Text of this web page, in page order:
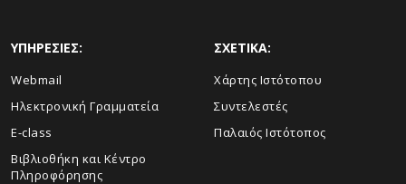
ΥΠΗΡΕΣΙΕΣ:
Webmail
Ηλεκτρονική Γραμματεία
E-class
Βιβλιοθήκη και Κέντρο
Πληροφόρησης
ΣΧΕΤΙΚΑ:
Xάρτης Ιστότοπου
Συντελεστές
Παλαιός Ιστότοπος